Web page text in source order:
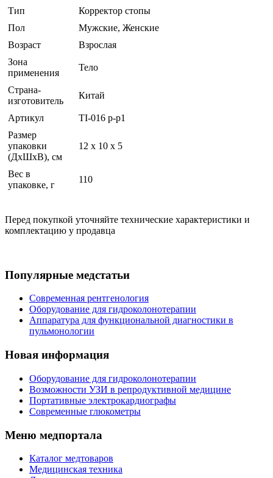
Тип
Корректор стопы
Пол
Мужские, Женские
Возраст
Взрослая
Зона
применения
Тело
Страна-
изготовитель
Китай
Артикул
TI-016 р-р1
Размер
упаковки
(ДхШхВ), см
12 x 10 x 5
Вес в
упаковке, г
110
Перед покупкой уточняйте технические характеристики и
комплектацию у продавца
Популярные медстатьи
Современная рентгенология
Оборудование для гидроколонотерапии
Аппаратура для функциональной диагностики в
пульмонологии
Новая информация
Оборудование для гидроколонотерапии
Возможности УЗИ в репродуктивной медицине
Портативные электрокардиографы
Современные глюкометры
Меню медпортала
Каталог медтоваров
Медицинская техника